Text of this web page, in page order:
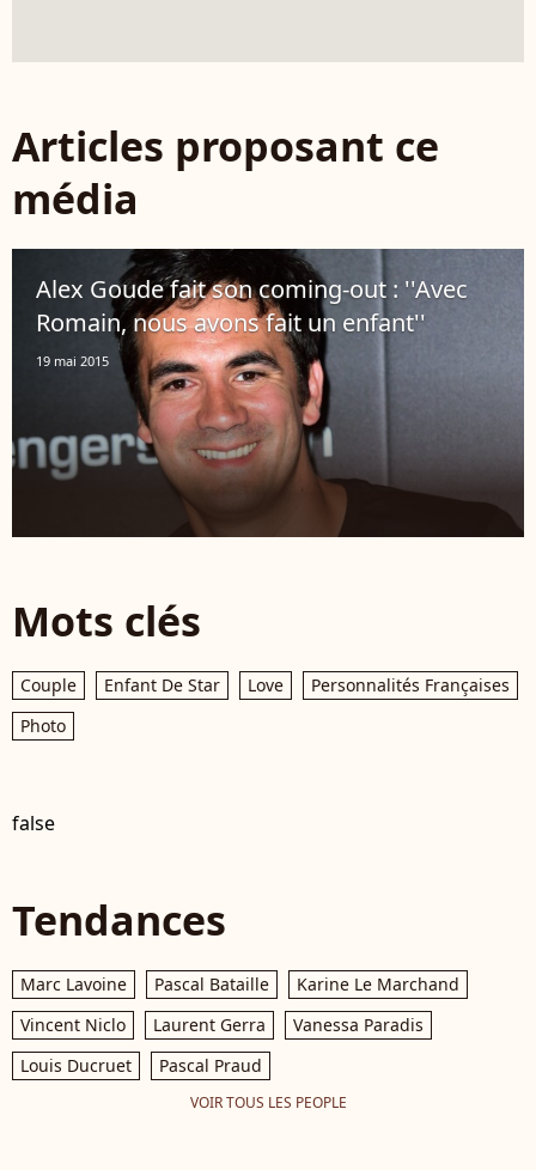
Articles proposant ce
média
Alex Goude fait son coming-out : ''Avec
Romain, nous avons fait un enfant''
19 mai 2015
Mots clés
Couple Enfant De Star Love
Personnalités Françaises
Photo
false
Tendances
Marc Lavoine Pascal Bataille
Karine Le Marchand
Vincent Niclo
Laurent Gerra
Vanessa Paradis
Louis Ducruet
Pascal Praud
VOIR TOUS LES PEOPLE